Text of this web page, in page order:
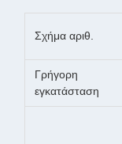
Σχήμα αριθ.
Γρήγορη
εγκατάσταση